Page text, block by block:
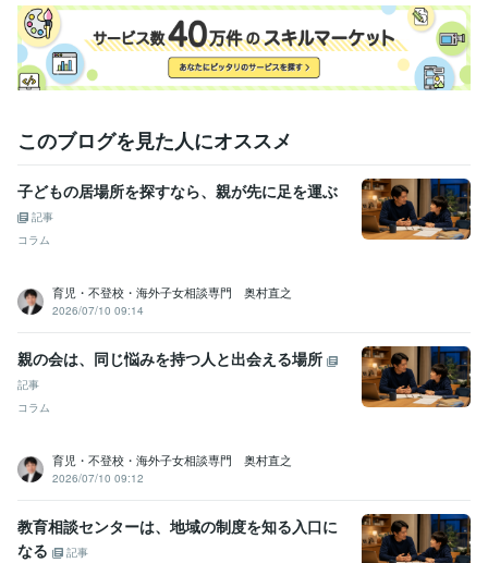
24時間電話相談センター カウンセラー 2006年2月 ~ 2009年2月
教育相談 主任 2002年3月 ~ 2022年2月
生徒指導 主任 2002年3月 ~ 2022年2月
特別支援学級教員 教師 1995年3月 ~ 2021年2月
月
部活動顧問 教師 顧問 1991年3月 ~ 2005年2月
ココナラ専従カウンセラー プラチナランクカウンセラー
2021年12
月 ~ 2024年4月
ココナラ専従 プラチナカウンセラー フォロワー数 ４０００人達成
受賞歴
教師カウンセラーの教育相談
ウンセラーの仕事術 教師カウンセラーの生徒指導 心の傷を克服し
て 優秀カウンセラー賞 24時間無料相談ボランティアカウンセラー
賞
特別支援学級でのめざすもの 不登校指
導における取組
ボランティア補導委員
頼者に感謝賞 PTAソフトボール大会最優秀選手賞
秀賞　新聞報道 ココナラで最高ランクのプラチナランク獲得☆依頼
賞 ココナラカウンセラー　　　教育・学習方法部門　第１位達成
このブログを見た人にオススメ
子どもの居場所を探すなら、親が先に足を運ぶ
記事
コラム
育児・不登校・海外子女相談専門 奥村直之
2026/07/10 09:14
親の会は、同じ悩みを持つ人と出会える場所
記事
コラム
育児・不登校・海外子女相談専門 奥村直之
2026/07/10 09:12
教育相談センターは、地域の制度を知る入口に
なる
記事